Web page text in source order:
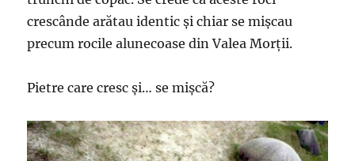
crescânde arătau identic şi chiar se mişcau
precum rocile alunecoase din Valea Morţii.
Pietre care cresc şi… se mişcă?